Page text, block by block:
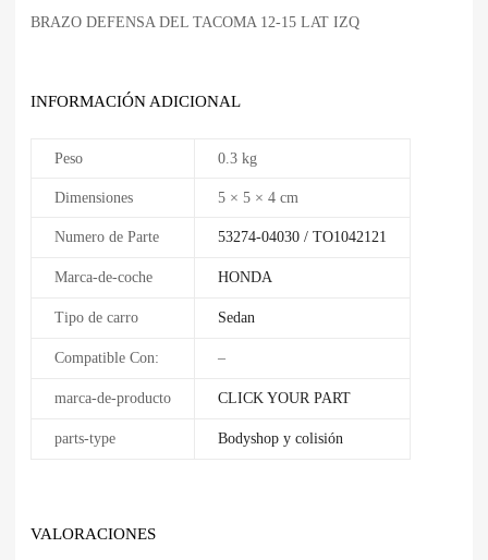
BRAZO DEFENSA DEL TACOMA 12-15 LAT IZQ
INFORMACIÓN ADICIONAL
Peso 0.3 kg
Dimensiones 5 × 5 × 4 cm
Numero de Parte 53274-04030 / TO1042121
Marca-de-coche HONDA
Tipo de carro Sedan
Compatible Con: –
marca-de-producto CLICK YOUR PART
parts-type Bodyshop y colisión
VALORACIONES